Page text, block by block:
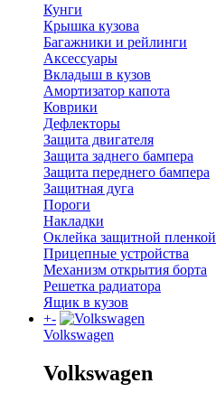
Кунги
Крышка кузова
Багажники и рейлинги
Аксессуары
Вкладыш в кузов
Амортизатор капота
Коврики
Дефлекторы
Защита двигателя
Защита заднего бампера
Защита переднего бампера
Защитная дуга
Пороги
Накладки
Оклейка защитной пленкой
Прицепные устройства
Механизм открытия борта
Решетка радиатора
Ящик в кузов
+-
Volkswagen
Volkswagen